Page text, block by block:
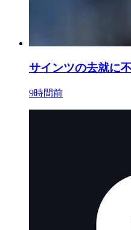
サインツの去就に
9時間前